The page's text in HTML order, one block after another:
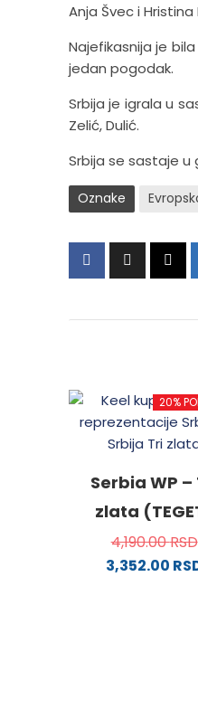
Anja Švec i
Najefikasnija je
jedan pogodak.
Srbija je igrala u
Zelić, Dulić.
Srbija se sastaje u
Oznake
20%
Serbia WP –
zlata
4,190.00RSD
3,352.00